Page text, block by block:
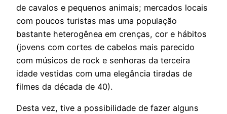
de cavalos e pequenos animais; mercados locais
com poucos turistas mas uma população
bastante heterogênea em crenças, cor e hábitos
(jovens com cortes de cabelos mais parecido
com músicos de rock e senhoras da terceira
idade vestidas com uma elegância tiradas de
filmes da década de 40).
Desta vez, tive a possibilidade de fazer alguns